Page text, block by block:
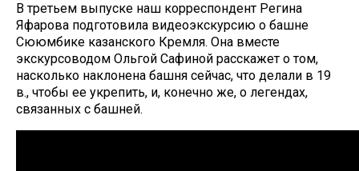
В третьем выпуске наш корреспондент Регина
Яфарова подготовила видеоэкскурсию о башне
Сююмбике казанского Кремля. Она вместе
экскурсоводом Ольгой Сафиной расскажет о том,
насколько наклонена башня сейчас, что делали в 19
в., чтобы ее укрепить, и, конечно же, о легендах,
связанных с башней.